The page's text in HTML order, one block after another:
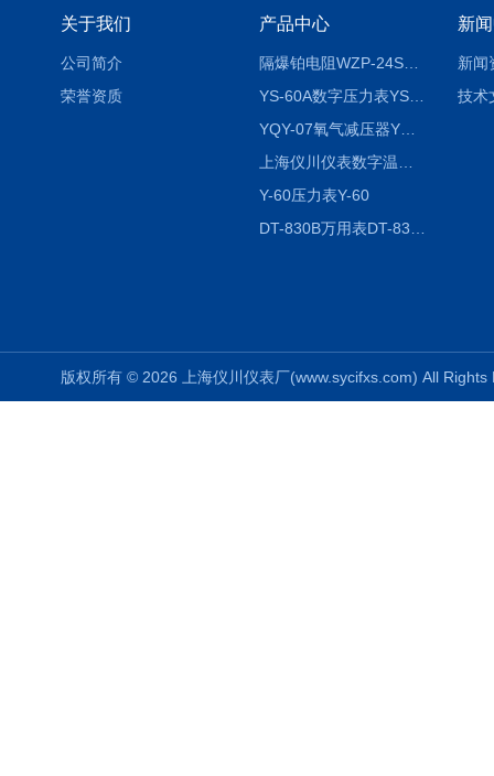
关于我们
公司简介
荣誉资质
产品中心
隔爆铂电阻WZP-24SA隔爆铂电阻WZP-24SA/Pt100
YS-60A数字压力表YS-60A
YQY-07氧气减压器YQY-07
Y-60压力表Y-60
新
新闻
技术
版权所有 © 2026 上海仪川仪表厂(www.sycifxs.com) All